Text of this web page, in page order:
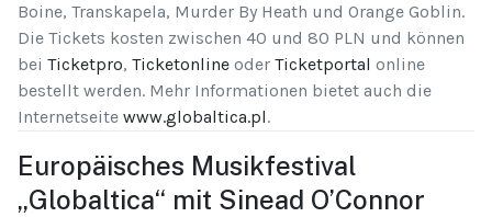
Boine, Transkapela, Murder By Heath und Orange Goblin.
Die Tickets kosten zwischen 40 und 80 PLN und können
bei Ticketpro, Ticketonline oder Ticketportal online
bestellt werden. Mehr Informationen bietet auch die
Internetseite www.globaltica.pl.
Europäisches Musikfestival
„Globaltica“ mit Sinead O’Connor